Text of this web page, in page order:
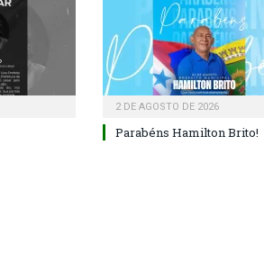
2 DE AGOSTO DE 2026
Parabéns Hamilton Brito!